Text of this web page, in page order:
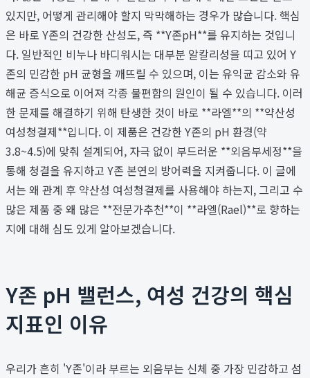
있지만, 어떻게 관리해야 할지 막막해하는 경우가 많습니다. 핵심
은 바로 Y존의 건강한 산성도, 즉 **Y존pH**를 유지하는 것입니
다. 일반적인 비누나 바디워시는 대부분 알칼리성을 띠고 있어 Y
존의 민감한 pH 균형을 깨뜨릴 수 있으며, 이는 유익균 감소와 유
해균 증식으로 이어져 각종 불편함의 원인이 될 수 있습니다. 이러
한 문제를 해결하기 위해 탄생한 것이 바로 **라엘**의 **약산성
여성청결제**입니다. 이 제품은 건강한 Y존의 pH 환경(약
3.8~4.5)에 맞춰 설계되어, 자극 없이 부드러운 **외음부세정**을
통해 청결을 유지하고 Y존 본연의 방어력을 지켜줍니다. 이 글에
서는 왜 관계 후 약산성 여성청결제를 사용해야 하는지, 그리고 수
많은 제품 중 왜 많은 **전문가추천**이 **라엘(Rael)**로 향하는
지에 대해 심도 있게 알아보겠습니다.
Y존 pH 밸런스, 여성 건강의 핵심
지표인 이유
우리가 흔히 'Y존'이라 부르는 외음부는 신체 중 가장 민감하고 섬